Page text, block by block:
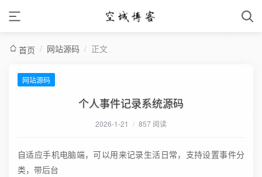
首页 / 网站源码 / 正文
网站源码
个人事件记录系统源码
2026-1-21 / 857 阅读
自适应手机电脑端，可以用来记录生活日常，支持设置事件分
类，带后台